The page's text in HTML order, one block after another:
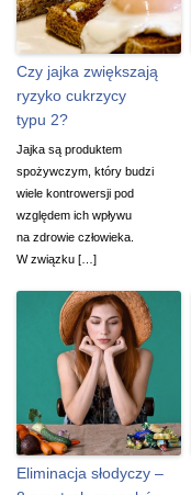
Czy jajka zwiększają
ryzyko cukrzycy
typu 2?
Jajka są produktem
spożywczym, który budzi
wiele kontrowersji pod
względem ich wpływu
na zdrowie człowieka.
W związku […]
Eliminacja słodyczy –